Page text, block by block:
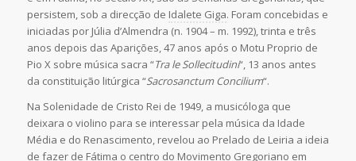
persistem, sob a direcção de Idalete Giga. Foram concebidas e
iniciadas por Júlia d’Almendra (n. 1904 – m. 1992), trinta e três
anos depois das Aparições, 47 anos após o Motu Proprio de
Pio X sobre música sacra “Tra le Sollecitudini“, 13 anos antes
da constituição litúrgica “Sacrosanctum Concilium“.
Na Solenidade de Cristo Rei de 1949, a musicóloga que
deixara o violino para se interessar pela música da Idade
Média e do Renascimento, revelou ao Prelado de Leiria a ideia
de fazer de Fátima o centro do Movimento Gregoriano em